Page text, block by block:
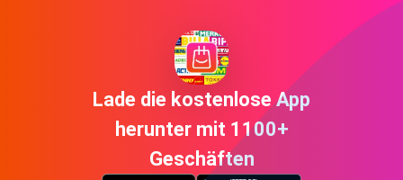
Lade die kostenlose App
herunter mit 1100+
Geschäften